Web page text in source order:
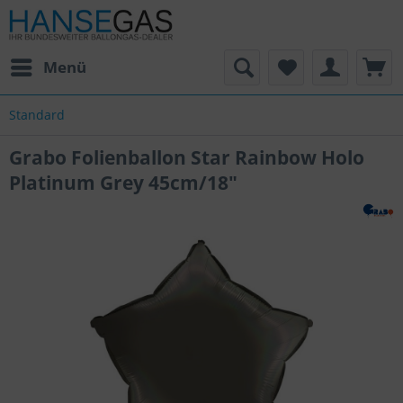
Menü
Standard
Grabo Folienballon Star Rainbow Holo
Platinum Grey 45cm/18"